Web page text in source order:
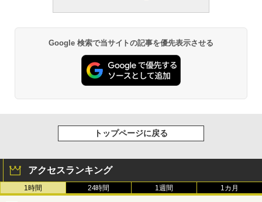
Google 検索で当サイトの記事を優先表示させる
トップページに戻る
アクセスランキング
1時間 24時間 1週間 1カ月